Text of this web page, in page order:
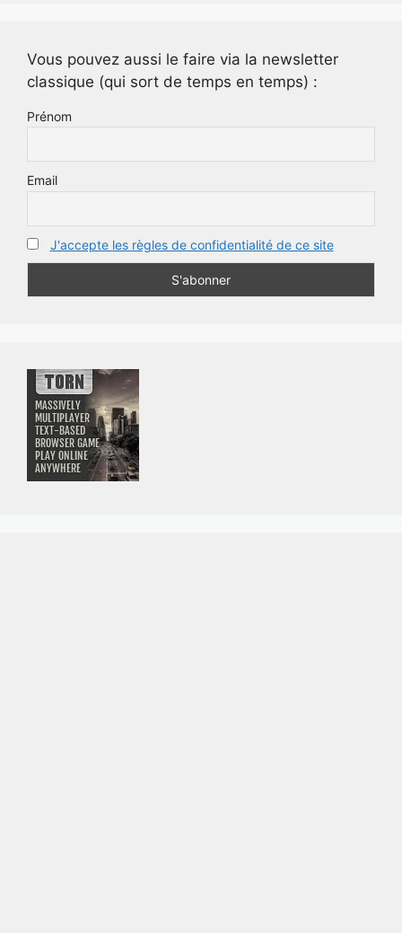
Vous pouvez aussi le faire via la newsletter
classique (qui sort de temps en temps) :
Prénom
Email
J'accepte les règles de confidentialité de ce site